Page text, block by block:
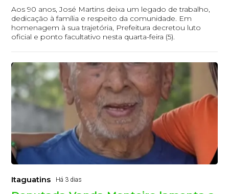
Aos 90 anos, José Martins deixa um legado de trabalho,
dedicação à família e respeito da comunidade. Em
homenagem à sua trajetória, Prefeitura decretou luto
oficial e ponto facultativo nesta quarta-feira (5).
Itaguatins Há 3 dias